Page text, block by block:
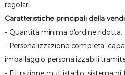
regolari.
Caratteristiche principali della
- Quantità minima d'ordine ridotta:
- Personalizzazione completa:
imballaggio personalizzabili
- Filtrazione multistadio: sistema